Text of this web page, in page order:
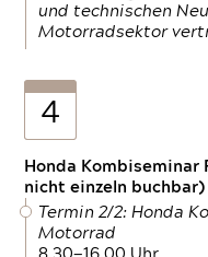
und technischen
Motorradsektor
4
Honda Kombiseminar
nicht einzeln buchbar)
Termin 2/2: Honda
Motorrad